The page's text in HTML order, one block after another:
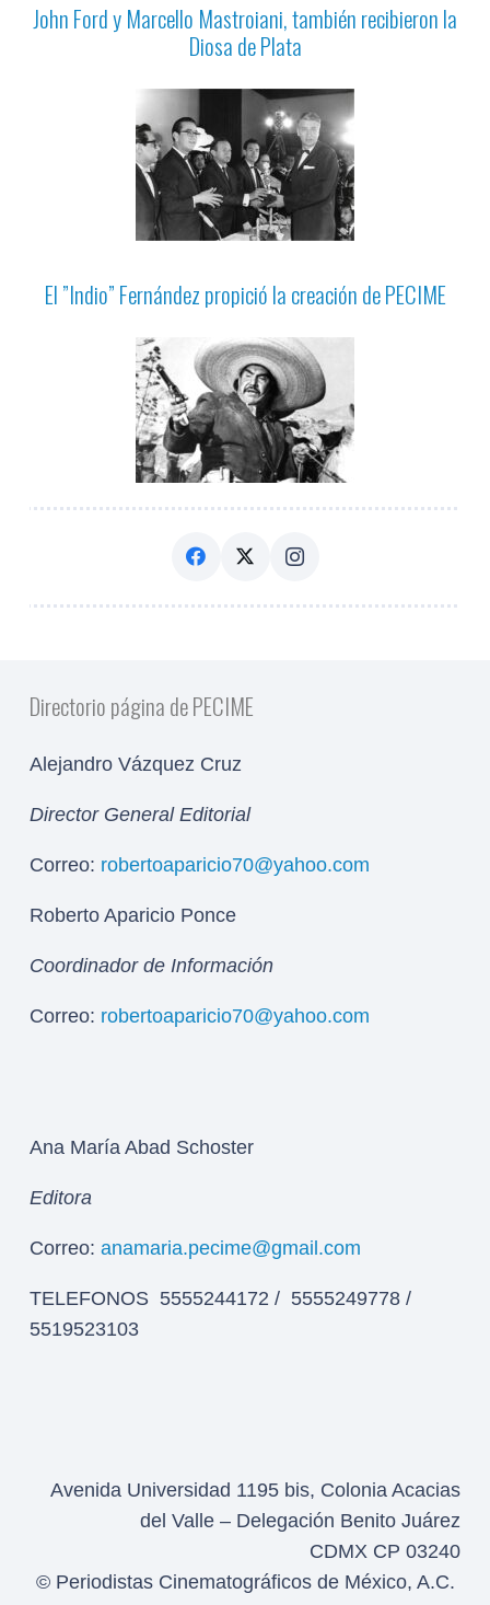
John Ford y Marcello Mastroiani, también recibieron la
Diosa de Plata
El ”Indio” Fernández propició la creación de PECIME
Directorio página de PECIME
Alejandro Vázquez Cruz
Director General Editorial
Correo: robertoaparicio70@yahoo.com
Roberto Aparicio Ponce
Coordinador de Información
Correo: robertoaparicio70@yahoo.com
Ana María Abad Schoster
Editora
Correo: anamaria.pecime@gmail.com
TELEFONOS 5555244172 / 5555249778 /
5519523103
Avenida Universidad 1195 bis, Colonia Acacias
del Valle – Delegación Benito Juárez
CDMX CP 03240
© Periodistas Cinematográficos de México, A.C.